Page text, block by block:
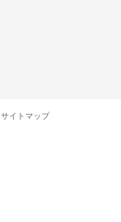
サイトマップ